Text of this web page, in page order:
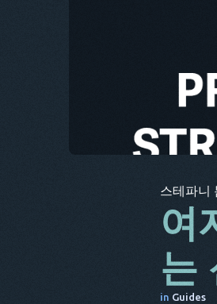
스테파니
여
는
in Guides